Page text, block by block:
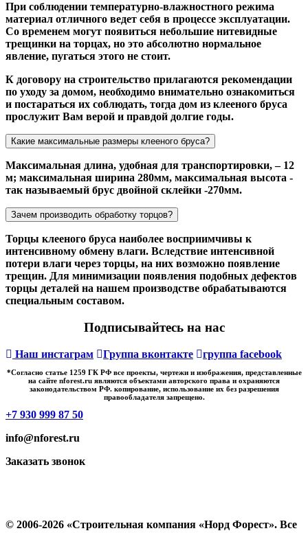
При соблюдении температурно-влажностного режима
материал отличного ведет себя в процессе эксплуатации.
Со временем могут появиться небольшие нитевидные
трещинки на торцах, но это абсолютно нормальное
явление, пугаться этого не стоит.
К договору на строительство прилагаются рекомендации
по уходу за домом, необходимо внимательно ознакомиться
и постараться их соблюдать, тогда дом из клееного бруса
прослужит Вам верой и правдой долгие годы.
Какие максимальные размеры клееного бруса?
Максимальная длина, удобная для транспортировки, – 12
м; максимальная ширина 280мм, максимальная высота -
так называемый брус двойной склейки -270мм.
Зачем производить обработку торцов?
Торцы клееного бруса наиболее восприимчивы к
интенсивному обмену влаги. Вследствие интенсивной
потери влаги через торцы, на них возможно появление
трещин. Для минимизации появления подобных дефектов
торцы деталей на нашем производстве обрабатываются
специальным составом.
Подписывайтесь на нас
Наш инстаграм Группа вконтакте группа facebook
*Cогласно статье 1259 ГК РФ все проекты, чертежи и изображения, представленные
на сайте nforest.ru являются объектами авторского права и охраняются
законодательством РФ. копирование, использование их без разрешения
правообладателя запрещено.
+7 930 999 87 50
info@nforest.ru
Заказать звонок
© 2006-2026 «Строительная компания «Норд Форест». Все